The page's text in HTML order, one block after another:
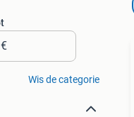
€
Wis de categorie